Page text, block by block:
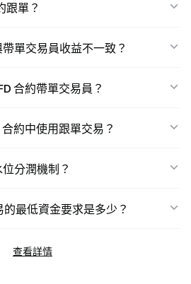
跟單？
單交易員收益不一致？
合約帶單交易員？
約中使用跟單交易？
分潤機制？
最低資金要求是多少？
查看詳情